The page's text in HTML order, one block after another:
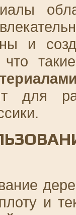
и
для
и